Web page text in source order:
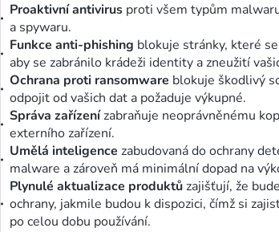
Proaktivní antivirus proti všem typům
a spywaru.
Funkce anti-phishing blokuje stránky, které
aby se zabránilo krádeži identity a zneužití
Ochrana proti ransomware blokuje škodlivý
odpojit od vašich dat a požaduje výkupné.
Správa zařízenízabraňuje neoprávněnému
externího zařízení.
Umělá inteligence zabudovaná do ochrany
malware a zároveň má minimální dopad na
Plynulé aktualizace produktůzajišťují, že
ochrany, jakmile budou k dispozici, čímž si
po celou dobu používání.